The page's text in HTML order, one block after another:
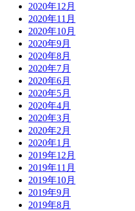
2020年12月
2020年11月
2020年10月
2020年9月
2020年8月
2020年7月
2020年6月
2020年5月
2020年4月
2020年3月
2020年2月
2020年1月
2019年12月
2019年11月
2019年10月
2019年9月
2019年8月